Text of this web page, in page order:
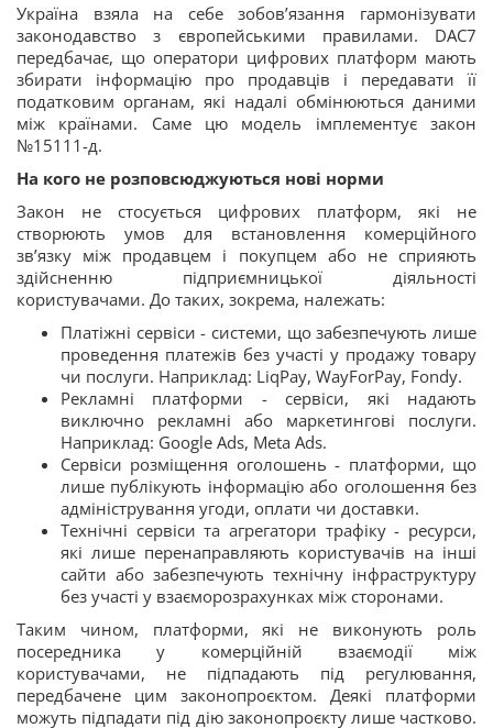
Україна взяла на себе зобов’язання гармонізувати
законодавство з європейськими правилами. DAC7
передбачає, що оператори цифрових платформ мають
збирати інформацію про продавців і передавати її
податковим органам, які надалі обмінюються даними
між країнами. Саме цю модель імплементує закон
№15111-д.
На кого не розповсюджуються нові норми
Закон не стосується цифрових платформ, які не
створюють умов для встановлення комерційного
зв’язку між продавцем і покупцем або не сприяють
здійсненню підприємницької діяльності
користувачами. До таких, зокрема, належать:
Платіжні сервіси - системи, що забезпечують лише
проведення платежів без участі у продажу товару
чи послуги. Наприклад: LiqPay, WayForPay, Fondy.
Рекламні платформи - сервіси, які надають
виключно рекламні або маркетингові послуги.
Наприклад: Google Ads, Meta Ads.
Сервіси розміщення оголошень - платформи, що
лише публікують інформацію або оголошення без
адміністрування угоди, оплати чи доставки.
Технічні сервіси та агрегатори трафіку - ресурси,
які лише перенаправляють користувачів на інші
сайти або забезпечують технічну інфраструктуру
без участі у взаєморозрахунках між сторонами.
Таким чином, платформи, які не виконують роль
посередника у комерційній взаємодії між
користувачами, не підпадають під регулювання,
передбачене цим законопроєктом. Деякі платформи
можуть підпадати під дію законопроєкту лише частково.